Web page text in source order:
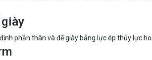
phần thân và đế giày bằng lực ép thủy lực